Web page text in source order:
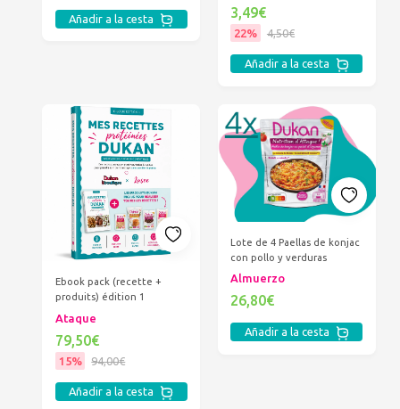
Añadir a la cesta 3,49€
22% 4,50€
Añadir a la cesta
Ebook pack (recette +
produits) édition 1
Ataque
79,50€
15% 94,00€
Añadir a la cesta
Lote de 4 Paellas de konjac
con pollo y verduras
Almuerzo
26,80€
Añadir a la cesta